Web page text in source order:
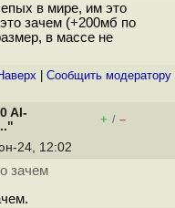
в мире, им это
зачем (+200мб по
в массе не
Cообщить модератору
AI-
+ / –
24, 12:02
зачем